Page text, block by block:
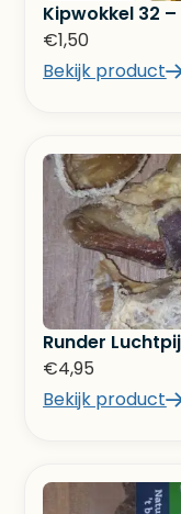
Kipwokkel 32
€1,50
Bekijk product
Runder
€4,95
Bekijk product